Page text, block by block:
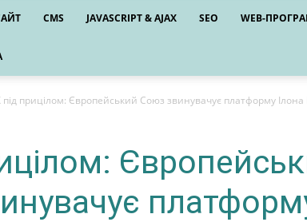
CMS JAVASCRIPT & AJAX SEO WEB-
під прицілом: Європейський Союз звинувачує платформу